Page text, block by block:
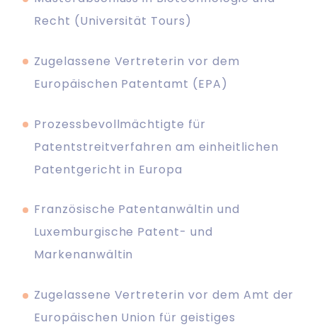
Recht (Universität Tours)
Zugelassene Vertreterin vor dem
Europäischen Patentamt (EPA)
Prozessbevollmächtigte für
Patentstreitverfahren am einheitlichen
Patentgericht in Europa
Französische Patentanwältin und
Luxemburgische Patent- und
Markenanwältin
Zugelassene Vertreterin vor dem Amt der
Europäischen Union für geistiges